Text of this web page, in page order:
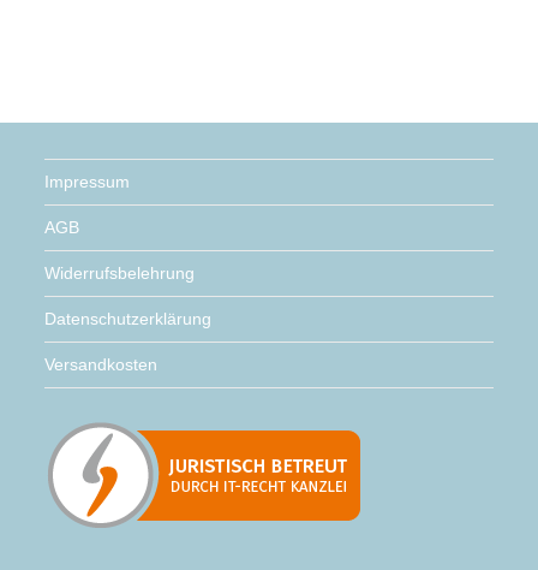
Impressum
AGB
Widerrufsbelehrung
Datenschutzerklärung
Versandkosten